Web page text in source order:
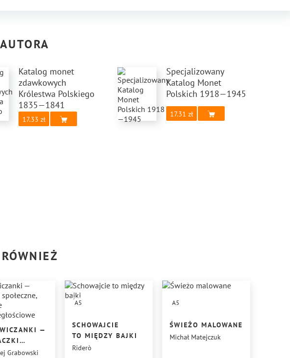
Katalog monet
zdawkowych
Królestwa Polskiego
1835—1841
17.33
Specjalizowany
Katalog Monet
Polskich 1918—1945
17.31
—
Grabowski
A5
SCHOWAJCIE
TO MIĘDZY BAJKI
Riderò
A5
ŚWIEŻO MALOWANE
Michał Matejczuk